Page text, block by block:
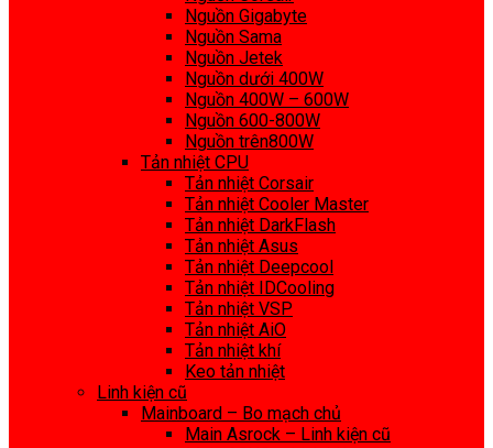
Nguồn Gigabyte
Nguồn Sama
Nguồn Jetek
Nguồn dưới 400W
Nguồn 400W – 600W
Nguồn 600-800W
Nguồn trên800W
Tản nhiệt CPU
Tản nhiệt Corsair
Tản nhiệt Cooler Master
Tản nhiệt DarkFlash
Tản nhiệt Asus
Tản nhiệt Deepcool
Tản nhiệt IDCooling
Tản nhiệt VSP
Tản nhiệt AiO
Tản nhiệt khí
Keo tản nhiệt
Linh kiện cũ
Mainboard – Bo mạch chủ
Main Asrock – Linh kiện cũ